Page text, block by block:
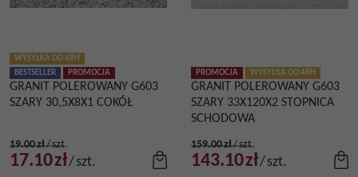
BESTSELLER PROMOCJA
WYSYŁKA DO 48H
GRANIT POLEROWANY G603
SZARY 30,5X8X1 COKÓŁ
19.00zł/szt.
17.10zł/szt.
PROMOCJA WYSYŁKA DO 48H
GRANIT POLEROWANY G603
SZARY 33X120X2 STOPNICA
SCHODOWA
159.00zł/szt.
143.10zł/szt.